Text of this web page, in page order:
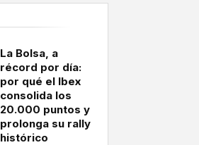
La Bolsa, a
récord por día:
por qué el Ibex
consolida los
20.000 puntos y
prolonga su rally
histórico